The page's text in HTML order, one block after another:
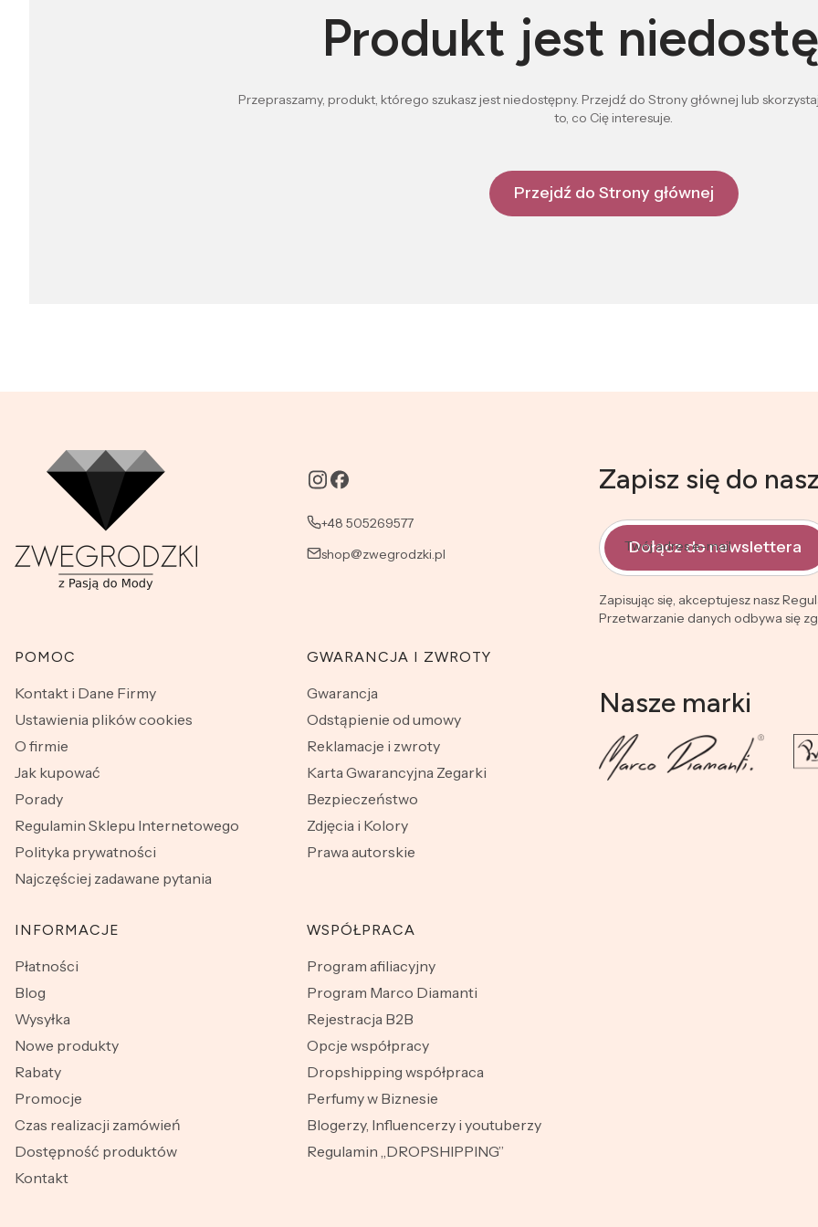
Produkt jest
Przepraszamy, produkt, którego szukasz jest niedostępny. Przejdź do Strony głównej lub
to, co Cię interesuje.
Przejdź do Strony głównej
+48 505269577
shop@zwegrodzki.pl
Linki w stopce
POMOC
Kontakt i Dane Firmy
Ustawienia plików cookies
O firmie
Jak kupować
Porady
Regulamin Sklepu Internetowego
Polityka prywatności
Najczęściej zadawane pytania
GWARANCJA I ZWROTY
Gwarancja
Odstąpienie od umowy
Reklamacje i zwroty
Karta Gwarancyjna Zegarki
Bezpieczeństwo
Zdjęcia i Kolory
Prawa autorskie
INFORMACJE
Płatności
Blog
Wysyłka
Nowe produkty
Rabaty
Promocje
Czas realizacji zamówień
Dostępność produktów
Kontakt
WSPÓŁPRACA
Program afiliacyjny
Program Marco Diamanti
Rejestracja B2B
Opcje współpracy
Dropshipping współpraca
Perfumy w Biznesie
Blogerzy, Influencerzy i youtuberzy
Regulamin „DROPSHIPPING”
Zapisz się do
Twój adres e-mail
Dołącz do newslettera
Zapisując się, akceptujesz nasz
Przetwarzanie danych odbywa się
Nasze marki